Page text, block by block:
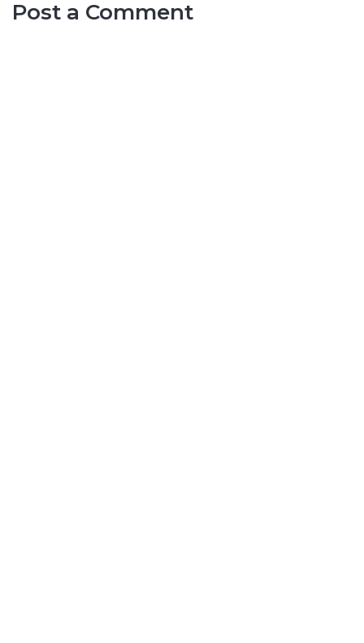
Post a Comment